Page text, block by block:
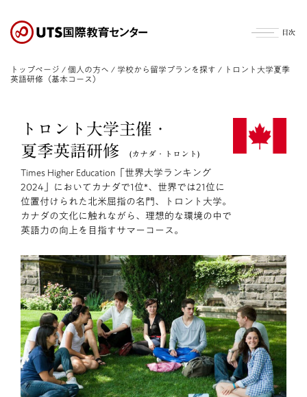
トップページ / 個人の方へ / 学校から留学プランを探す / トロント大学夏季
英語研修（基本コース）
トロント大学主催・
夏季英語研修
(カナダ・トロント)
Times Higher Education「世界大学ランキング
2024」においてカナダで1位*、世界では21位に
位置付けられた北米屈指の名門、トロント大学。
カナダの文化に触れながら、理想的な環境の中で
英語力の向上を目指すサマーコース。